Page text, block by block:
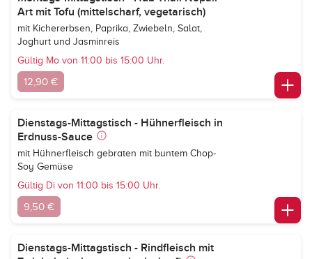
Art mit Tofu (mittelscharf, vegetarisch)
mit Kichererbsen, Paprika, Zwiebeln, Salat,
Joghurt und Jasminreis
Gültig Mo von 11:00 bis 15:00 Uhr.
12,90 €
Dienstags-Mittagstisch - Hühnerfleisch in
Erdnuss-Sauce
mit Hühnerfleisch gebraten mit buntem Chop-
Soy Gemüse
Gültig Di von 11:00 bis 15:00 Uhr.
9,50 €
Dienstags-Mittagstisch - Rindfleisch mit